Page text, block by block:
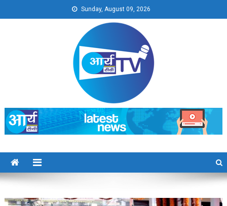
to
Sunday, August 09, 2026
Arya TV